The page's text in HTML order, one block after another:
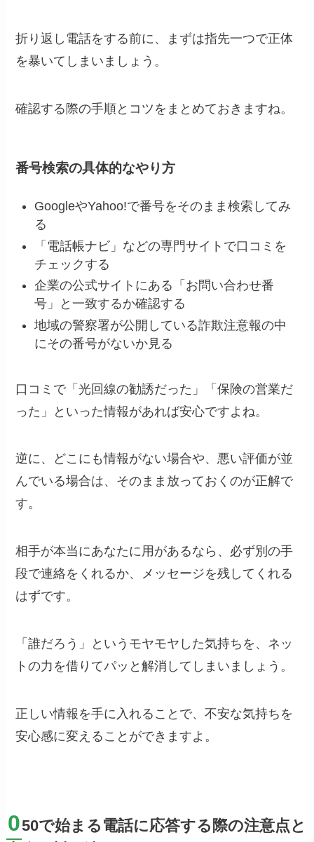
折り返し電話をする前に、まずは指先一つで正体
を暴いてしまいましょう。
確認する際の手順とコツをまとめておきますね。
番号検索の具体的なやり方
GoogleやYahoo!で番号をそのまま検索してみ
る
「電話帳ナビ」などの専門サイトで口コミを
チェックする
企業の公式サイトにある「お問い合わせ番
号」と一致するか確認する
地域の警察署が公開している詐欺注意報の中
にその番号がないか見る
口コミで「光回線の勧誘だった」「保険の営業だ
った」といった情報があれば安心ですよね。
逆に、どこにも情報がない場合や、悪い評価が並
んでいる場合は、そのまま放っておくのが正解で
す。
相手が本当にあなたに用があるなら、必ず別の手
段で連絡をくれるか、メッセージを残してくれる
はずです。
「誰だろう」というモヤモヤした気持ちを、ネッ
トの力を借りてパッと解消してしまいましょう。
正しい情報を手に入れることで、不安な気持ちを
安心感に変えることができますよ。
050で始まる電話に応答する際の注意点と